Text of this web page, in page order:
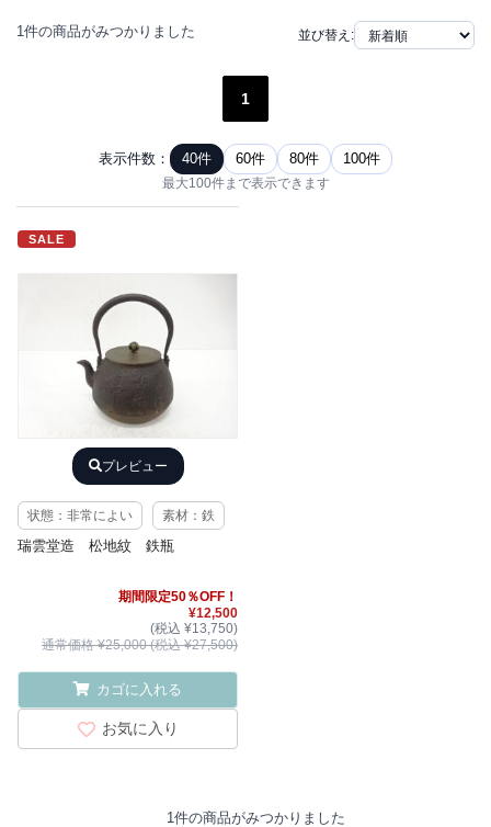
1件の商品がみつかりました 並び替え:
1
表示件数： 40件 60件 80件 100件
最大100件まで表示できます
SALE
プレビュー
状態：非常によい 素材：鉄
瑞雲堂造 松地紋 鉄瓶
期間限定50％OFF！
¥12,500
(税込 ¥13,750)
通常価格 ¥25,000 (税込 ¥27,500)
カゴに入れる
お気に入り
1件の商品がみつかりました